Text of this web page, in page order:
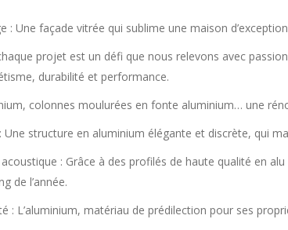
: Une façade vitrée qui sublime une maison
projet est un défi que nous relevons avec
durabilité et performance.
colonnes moulurées en fonte aluminium… une
structure en aluminium élégante et discrète, qui
: Grâce à des profilés de haute qualité en
de l’année.
: L’aluminium, matériau de prédilection pour ses